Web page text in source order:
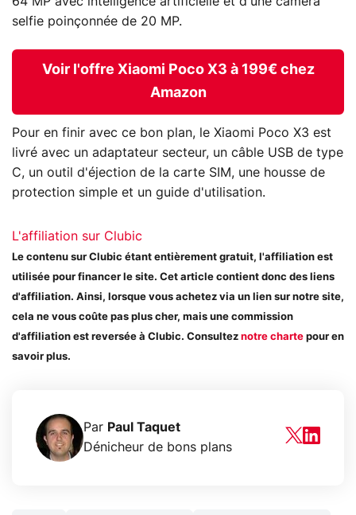
selfie poinçonnée de 20 MP.
Voir l'offre Xiaomi Poco X3 à 199€ chez
Amazon
Pour en finir avec ce bon plan, le Xiaomi Poco X3 est
livré avec un adaptateur secteur, un câble USB de type
C, un outil d'éjection de la carte SIM, une housse de
protection simple et un guide d'utilisation.
L'affiliation sur Clubic
Le contenu sur Clubic étant entièrement gratuit, l'affiliation est
utilisée pour financer le site. Cet article contient donc des liens
d'affiliation. Ainsi, lorsque vous achetez via un lien sur notre site,
cela ne vous coûte pas plus cher, mais une commission
d'affiliation est reversée à Clubic. Consultez notre charte pour en
savoir plus.
Par Paul Taquet
Dénicheur de bons plans